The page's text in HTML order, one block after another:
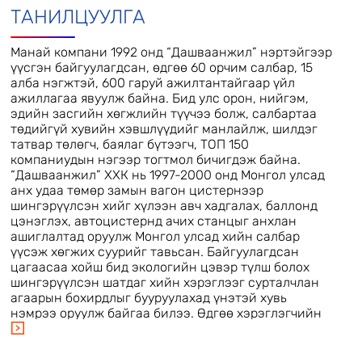
ТАНИЛЦУУЛГА
Манай компани 1992 онд “Дашваанжил” нэртэйгээр
үүсгэн байгуулагдсан, өдгөө 60 орчим салбар, 15
алба нэгжтэй, 600 гаруй ажилтантайгаар үйл
ажиллагаа явуулж байна. Бид улс орон, нийгэм,
эдийн засгийн хөгжлийн түүчээ болж, салбартаа
төдийгүй хувийн хэвшлүүдийг манлайлж, шилдэг
татвар төлөгч, баялаг бүтээгч, ТОП 150
компаниудын нэгээр тогтмол бичигдэж байна.
“Дашваанжил” ХХК нь 1997-2000 онд Монгол улсад
анх удаа төмөр замын вагон цистернээр
шингэрүүлсэн хийг хүлээн авч хадгалах, баллонд
цэнэглэх, автоцистернд ачих станцыг анхлан
ашиглалтад оруулж Монгол улсад хийн салбар
үүсэж хөгжих суурийг тавьсан. Байгуулагдсан
цагаасаа хойш бид экологийн цэвэр түлш болох
шингэрүүлсэн шатдаг хийн хэрэглээг сурталчлан
агаарын бохирдлыг бууруулахад үнэтэй хувь
нэмрээ оруулж байгаа билээ. Өдгөө хэрэглэгчийн
хэрэгцээ шаардлагад нийцсэн хийн түлш, хийн